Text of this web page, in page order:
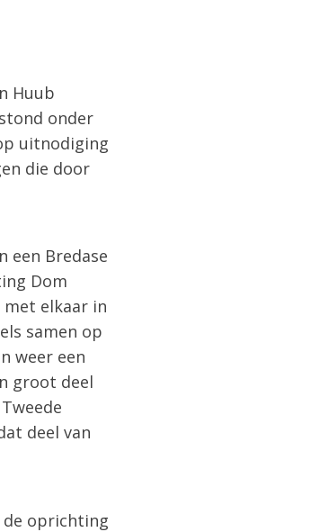
Huub
onder
uitnodiging
die door
een Bredase
Dom
met elkaar in
samen op
weer een
groot deel
deel van
de oprichting